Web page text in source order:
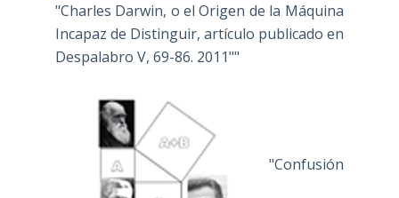
"Charles Darwin, o el Origen de la Máquina
Incapaz de Distinguir, artículo publicado en
Despalabro V, 69-86. 2011""
"Confusión